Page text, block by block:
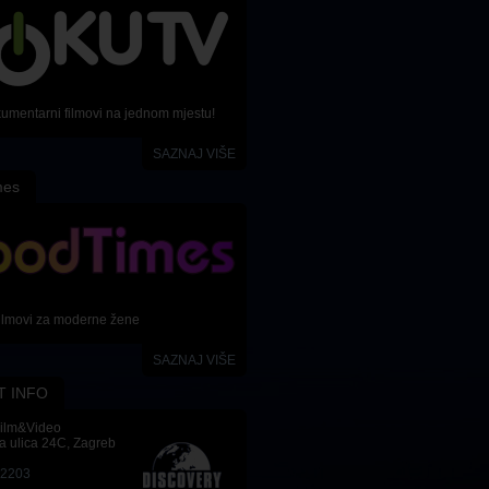
filmovi na jednom mjestu!
SAZNAJ VIŠE
za moderne žene
SAZNAJ VIŠE
INFO
ulica 24C, Zagreb